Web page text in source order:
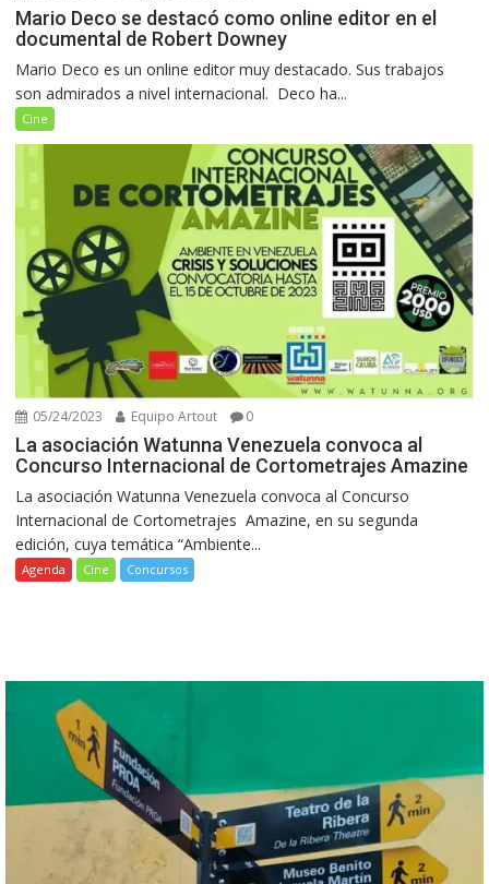
Mario Deco se destacó como online editor en el
documental de Robert Downey
Mario Deco es un online editor muy destacado. Sus trabajos
son admirados a nivel internacional. Deco ha...
Cine
05/24/2023 Equipo Artout 0
La asociación Watunna Venezuela convoca al
Concurso Internacional de Cortometrajes Amazine
La asociación Watunna Venezuela convoca al Concurso
Internacional de Cortometrajes Amazine, en su segunda
edición, cuya temática “Ambiente...
Agenda Cine Concursos